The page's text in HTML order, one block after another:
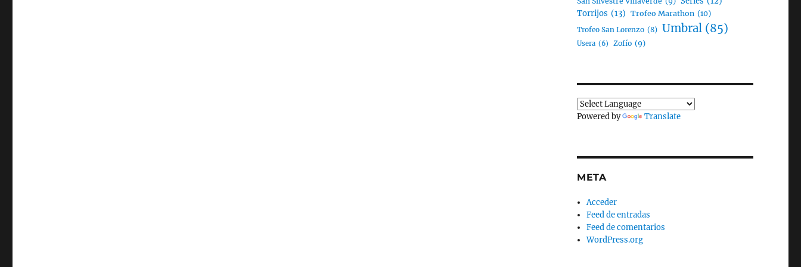
Torrijos (13) Trofeo Marathon (10)
Trofeo San Lorenzo (8) Umbral (85)
Usera (6) Zofío (9)
Powered by Translate
META
Acceder
Feed de entradas
Feed de comentarios
WordPress.org